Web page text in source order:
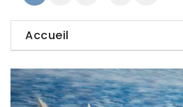
Accueil